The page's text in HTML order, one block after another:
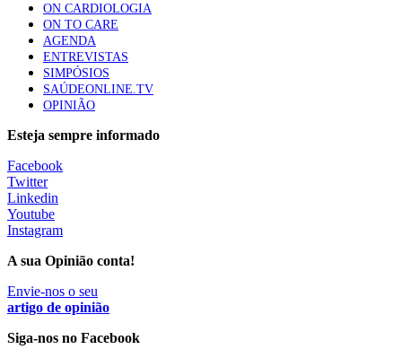
Trodelvy aprovado para primeira linha no cancro da
mama triplo negativo metastático em doentes não
elegíveis para inibidores PD-(L)1
61 visualizações
MAIS NOTÍCIAS
I Simpósio Internacional de Enfermagem Forense esgota
inscrições presenciais e abre participação online
10 Ago, 2026
Ordem dos Médicos pede simplificação urgente das regras para
atualização de dados dos utentes
10 Ago, 2026|0 Comments
ON CARDIOLOGIA
ON TO CARE
AGENDA
ENTREVISTAS
SIMPÓSIOS
SAÚDEONLINE.TV
OPINIÃO
Esteja sempre informado
Facebook
Twitter
Linkedin
Youtube
Instagram
A sua Opinião conta!
Envie-nos o seu
artigo de opinião
Siga-nos no Facebook